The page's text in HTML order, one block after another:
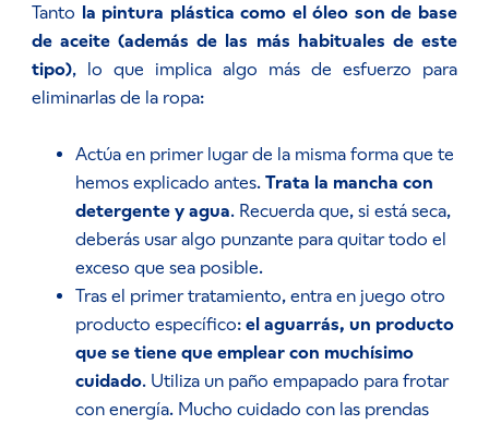
Tanto la pintura plástica como el óleo son de base
de aceite (además de las más habituales de este
tipo), lo que implica algo más de esfuerzo para
eliminarlas de la ropa:
Actúa en primer lugar de la misma forma que te
hemos explicado antes. Trata la mancha con
detergente y agua. Recuerda que, si está seca,
deberás usar algo punzante para quitar todo el
exceso que sea posible.
Tras el primer tratamiento, entra en juego otro
producto específico: el aguarrás, un producto
que se tiene que emplear con muchísimo
cuidado. Utiliza un paño empapado para frotar
con energía. Mucho cuidado con las prendas